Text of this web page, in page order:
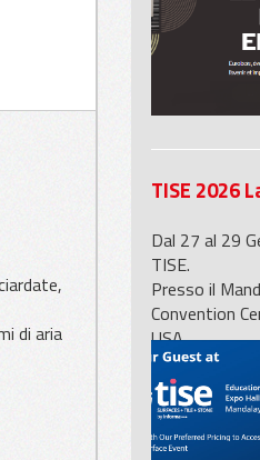
di aria
TISE 2026
Dal 27 al 29
TISE.
Presso il
Convention
USA
allo stand
potrete